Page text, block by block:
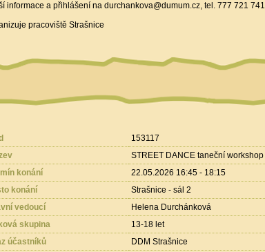
informace a přihlášení na durchankova@dumum.cz, tel. 777 721
pracoviště Strašnice
153117
STREET DANCE taneční workshop
konání
22.05.2026 16:45 - 18:15
konání
Strašnice - sál 2
vedoucí
Helena Durchánková
skupina
13-18 let
účastníků
DDM Strašnice